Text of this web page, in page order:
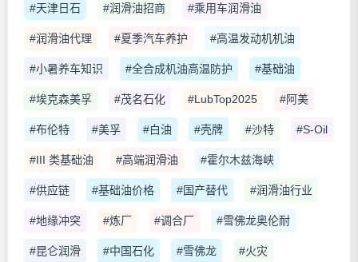
#天津日石 #润滑油招商 #乘用车润滑油
#润滑油代理 #夏季汽车养护 #高温发动机机油
#小暑养车知识 #全合成机油高温防护 #基础油
#埃克森美孚 #茂名石化 #LubTop2025 #阿美
#布伦特 #美孚 #白油 #壳牌 #沙特 #S-Oil
#III 类基础油 #高端润滑油 #霍尔木兹海峡
#供应链 #基础油价格 #国产替代 #润滑油行业
#地缘冲突 #炼厂 #调合厂 #雪佛龙奥伦耐
#昆仑润滑 #中国石化 #雪佛龙 #火灾